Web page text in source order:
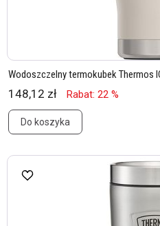
Wodoszczelny termokubek Thermos
148,12 zł Rabat: 22 %
Do koszyka